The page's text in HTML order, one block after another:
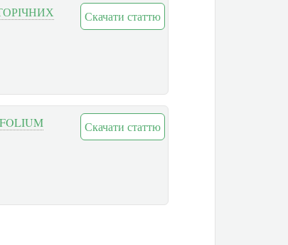
Скачати статтю
Скачати статтю